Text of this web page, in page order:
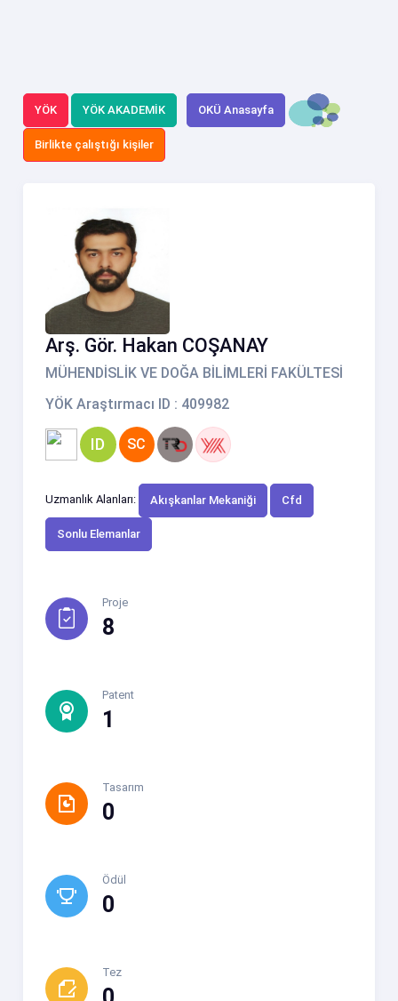
YÖK YÖK AKADEMİK OKÜ Anasayfa
Birlikte çalıştığı kişiler
Arş. Gör. Hakan COŞANAY
MÜHENDİSLİK VE DOĞA BİLİMLERİ FAKÜLTESİ
YÖK Araştırmacı ID : 409982
ID SC
Uzmanlık Alanları: Akışkanlar Mekaniği Cfd
Sonlu Elemanlar
Proje
8
Patent
1
Tasarım
0
Ödül
0
Tez